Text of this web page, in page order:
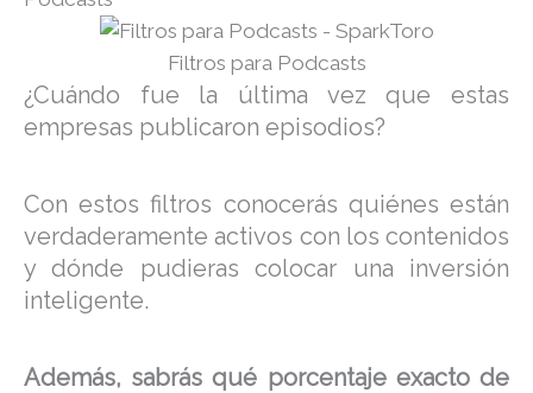
Filtros para Podcasts
¿Cuándo fue la última vez que estas
empresas publicaron episodios?
Con estos filtros conocerás quiénes están
verdaderamente activos con los contenidos
y dónde pudieras colocar una inversión
inteligente.
Además, sabrás qué porcentaje exacto de